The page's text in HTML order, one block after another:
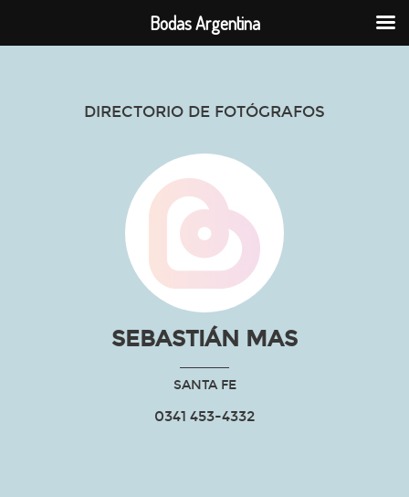
DIRECTORIO DE FOTÓGRAFOS
SEBASTIÁN MAS
SANTA FE
0341 453-4332
Bodas Argentina